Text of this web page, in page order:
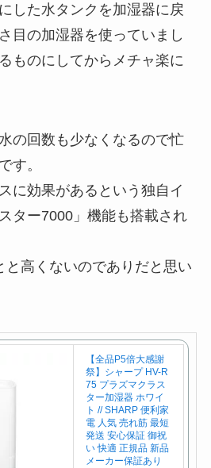
した水タンクを加湿器に戻
目の加湿器を使っていまし
ものにしてからメチャ楽に
の回数も少なくなるので忙
す。
に効果があるという独自イ
ター7000」機能も搭載され
と高くないのでありだと思い
【全品P5倍大感謝
祭】シャープ HV-R
75 プラズマクラス
ター加湿器 ホワイ
ト // SHARP 便利家
電 人気 売れ筋 最短
発送 安心保証 御祝
い 快適 正規品 新品
メーカー保証あり